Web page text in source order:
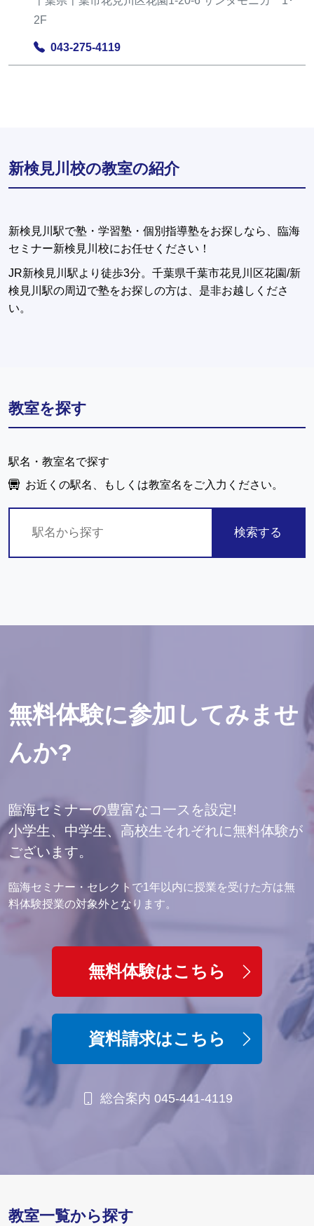
2F
043-275-4119
新検見川校の教室の紹介
新検見川駅で塾・学習塾・個別指導塾をお探しなら、臨海
セミナー新検見川校にお任せください！
JR新検見川駅より徒歩3分。千葉県千葉市花見川区花園/新
検見川駅の周辺で塾をお探しの方は、是非お越しくださ
い。
教室を探す
駅名・教室名で探す
お近くの駅名、もしくは教室名をご入力ください。
検索する
無料体験に参加してみませ
んか?
臨海セミナーの豊富なコ一スを設定!
小学生、中学生、高校生それぞれに無料体験が
ございます。
臨海セミナー・セレクトで1年以内に授業を受けた方は無
料体験授業の対象外となります。
無料体験はこちら
資料請求はこちら
総合案内 045-441-4119
教室一覧から探す